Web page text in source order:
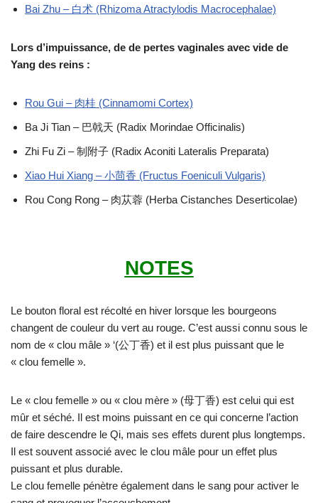
Bai Zhu – 白术 (Rhizoma Atractylodis Macrocephalae)
Lors d’impuissance, de de pertes vaginales avec vide de
Yang des reins :
Rou Gui – 肉桂 (Cinnamomi Cortex)
Ba Ji Tian – 巴戟天 (Radix Morindae Officinalis)
Zhi Fu Zi – 制附子 (Radix Aconiti Lateralis Preparata)
Xiao Hui Xiang – 小茴香 (Fructus Foeniculi Vulgaris)
Rou Cong Rong – 肉苁蓉 (Herba Cistanches Deserticolae)
NOTES
Le bouton floral est récolté en hiver lorsque les bourgeons
changent de couleur du vert au rouge. C’est aussi connu sous le
nom de « clou mâle » ‘(公丁香) et il est plus puissant que le
« clou femelle ».
Le « clou femelle » ou « clou mère » (母丁香) est celui qui est
mûr et séché. Il est moins puissant en ce qui concerne l’action
de faire descendre le Qi, mais ses effets durent plus longtemps.
Il est souvent associé avec le clou mâle pour un effet plus
puissant et plus durable.
Le clou femelle pénètre également dans le sang pour activer le